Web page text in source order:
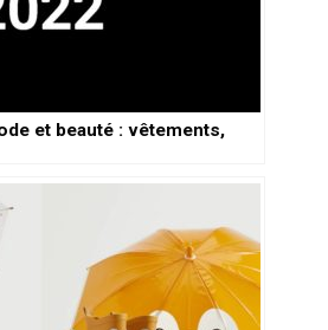
et beauté : vêtements,